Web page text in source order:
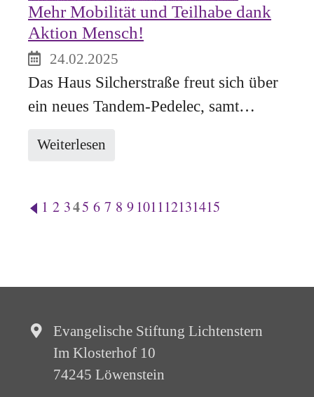
Mehr Mobilität und Teilhabe dank
Aktion Mensch!
24.02.2025
Das Haus Silcherstraße freut sich über
ein neues Tandem-Pedelec, samt…
Weiterlesen
1 2 345 6 7 8 9101112131415
Evangelische Stiftung Lichtenstern
Im Klosterhof 10
74245 Löwenstein